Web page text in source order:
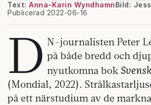
Text: Anna-Karin Wyndhamn
Publicerad 2022-06-16
Bild:
D N-journalisten Peter
på både bredd och
nyutkomna bok
(Mondial, 2022).
på ett närstudium av de